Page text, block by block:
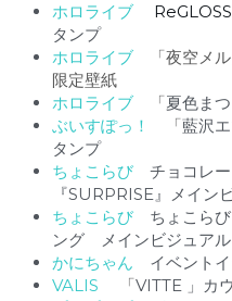
ホロライブ ReGLOSS
タンプ
ホロライブ
「夜空メ
限定壁紙
ホロライブ
「夏色ま
ぶいすぽっ！
「藍沢
タンプ
ちょこらび チョコレ
『SURPRISE』メイン
ちょこらび ちょこらび
ング　メインビジュアル
かにちゃん イベント
VALIS
「VITTE 」カ